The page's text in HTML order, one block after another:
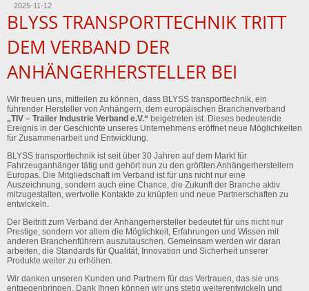
2025-11-12
BLYSS TRANSPORTTECHNIK TRITT
DEM VERBAND DER
ANHÄNGERHERSTELLER BEI
Wir freuen uns, mitteilen zu können, dass BLYSS transporttechnik, ein
führender Hersteller von Anhängern, dem europäischen Branchenverband
„TIV – Trailer Industrie Verband e.V.“ beigetreten ist. Dieses bedeutende
Ereignis in der Geschichte unseres Unternehmens eröffnet neue Möglichkeiten
für Zusammenarbeit und Entwicklung.
BLYSS transporttechnik ist seit über 30 Jahren auf dem Markt für
Fahrzeuganhänger tätig und gehört nun zu den größten Anhängerherstellern
Europas. Die Mitgliedschaft im Verband ist für uns nicht nur eine
Auszeichnung, sondern auch eine Chance, die Zukunft der Branche aktiv
mitzugestalten, wertvolle Kontakte zu knüpfen und neue Partnerschaften zu
entwickeln.
Der Beitritt zum Verband der Anhängerhersteller bedeutet für uns nicht nur
Prestige, sondern vor allem die Möglichkeit, Erfahrungen und Wissen mit
anderen Branchenführern auszutauschen. Gemeinsam werden wir daran
arbeiten, die Standards für Qualität, Innovation und Sicherheit unserer
Produkte weiter zu erhöhen.
Wir danken unseren Kunden und Partnern für das Vertrauen, das sie uns
entgegenbringen. Dank Ihnen können wir uns stetig weiterentwickeln und